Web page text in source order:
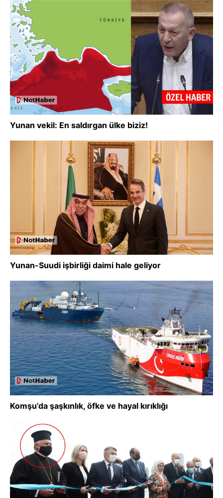
Yunan vekil: En saldırgan ülke biziz!
Yunan-Suudi işbirliği daimi hale geliyor
Komşu’da şaşkınlık, öfke ve hayal kırıklığı